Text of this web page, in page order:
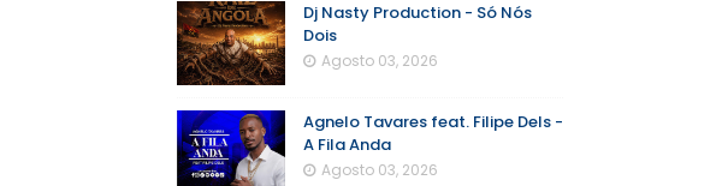
Dj Nasty Production - Só Nós
Dois
Agosto 03, 2026
Agnelo Tavares feat. Filipe Dels -
A Fila Anda
Agosto 03, 2026